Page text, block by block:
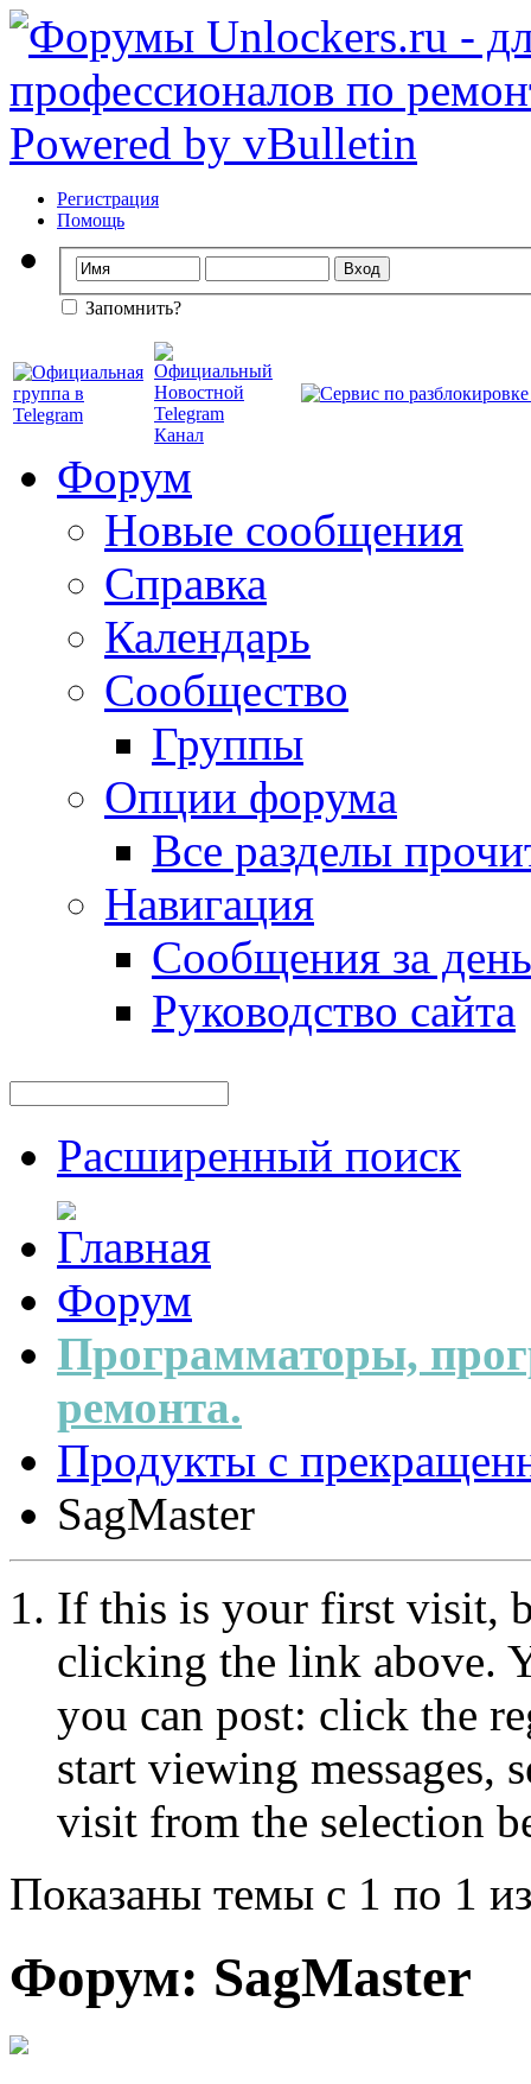
Регистрация
Помощь
Запомнить?
Форум
Новые сообщения
Справка
Календарь
Сообщество
Группы
Опции форума
Все разделы
Навигация
Сообщения за день
Руководство сайта
Расширенный поиск
Форум
Программаторы,
ремонта.
Продукты с
SagMaster
If this is your first visit,
clicking the link above.
you can post: click the
start viewing messages,
visit from the selection
Показаны темы с 1 по 1
Форум: SagMaster